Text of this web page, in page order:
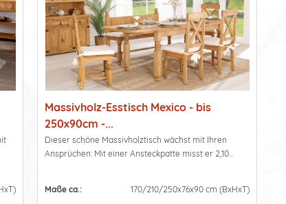
Massivholz-Esstisch Mexico - bis
250x90cm -...
Dieser schöne Massivholztisch wächst mit Ihren
Ansprüchen: Mit einer Ansteckpatte misst er 2,10...
Maße ca.: 170/210/250x76x90 cm (BxHxT)